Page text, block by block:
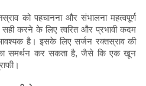
को पहचानना और संभालना महत्वपूर्ण
सही करने के लिए त्वरित और प्रभावी कदम
है। इसके लिए सर्जन रक्तस्राव की
का समर्थन कर सकता है, जैसे कि एक खून